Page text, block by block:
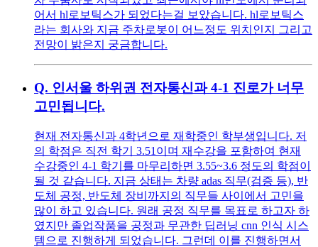
어서 hl로보틱스가 되었다는걸 보았습니다. hl로보틱스
라는 회사와 지금 주차로봇이 어느정도 위치인지 그리고
전망이 밝은지 궁금합니다.
Q. 인서울 하위권 전자통신과 4-1 진로가 너무
고민됩니다.
현재 전자통신과 4학년으로 재학중인 학부생입니다. 저
의 학점은 직전 학기 3.51이며 재수강을 포함하여 현재
수강중인 4-1 학기를 마무리하면 3.55~3.6 정도의 학점이
될 것 같습니다. 지금 상태는 차량 adas 직무(검증 등), 반
도체 공정, 반도체 장비까지의 직무들 사이에서 고민을
많이 하고 있습니다. 원래 공정 직무를 목표로 하고자 하
였지만 졸업작품을 공정과 무관한 딥러닝 cnn 인식 시스
템으로 진행하게 되었습니다. 그런데 이를 진행하면서